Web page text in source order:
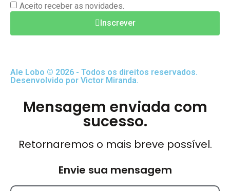
Aceito receber as novidades.
Inscrever
Ale Lobo © 2026 - Todos os direitos reservados.
Desenvolvido por Victor Miranda.
Mensagem enviada com
sucesso.
Retornaremos o mais breve possível.
Envie sua mensagem